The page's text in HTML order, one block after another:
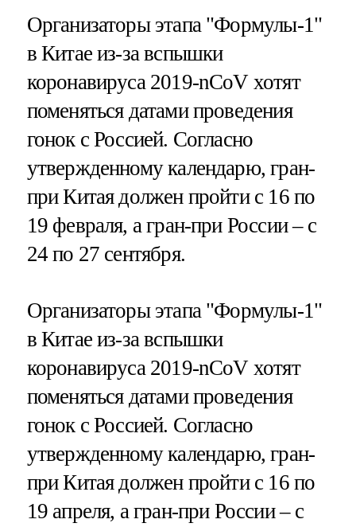
Организаторы этапа "Формулы-1"
в Китае из-за вспышки
коронавируса 2019-nCoV хотят
поменяться датами проведения
гонок с Россией. Согласно
утвержденному календарю, гран-
при Китая должен пройти с 16 по
19 февраля, а гран-при России – с
24 по 27 сентября.
Организаторы этапа "Формулы-1"
в Китае из-за вспышки
коронавируса 2019-nCoV хотят
поменяться датами проведения
гонок с Россией. Согласно
утвержденному календарю, гран-
при Китая должен пройти с 16 по
19 апреля, а гран-при России – с